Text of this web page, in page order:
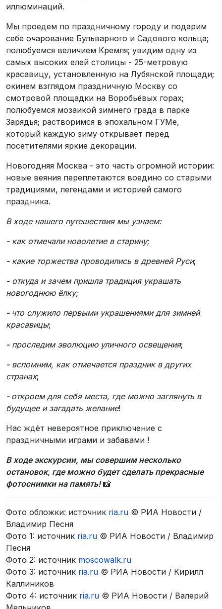
иллюминаций.
Мы проедем по праздничному городу и подарим
себе очарование Бульварного и Садового кольца;
полюбуемся величием Кремля; увидим одну из
самых высоких елей столицы - 25-метровую
красавицу, установленную на Лубянской площади;
окинем взглядом праздничную Москву со
смотровой площадки на Воробьёвых горах;
полюбуемся мозаикой зимнего града в парке
Зарядья; растворимся в эпохальном ГУМе,
который каждую зиму открывает перед
посетителями яркие декорации.
Новогодняя Москва - это часть огромной истории:
новые веяния переплетаются воедино со старыми
традициями, легендами и историей самого
праздника.
В ходе нашего путешествия мы узнаем:
- как отмечали новолетие в старину;
- какие торжества проводились в древней Руси;
- откуда и зачем пришла традиция украшать
новогоднюю ёлку;
- что служило первыми украшениями для зимней
красавицы;
- проследим эволюцию уличного освещения;
-вспомним, как отмечается праздник в других
странах;
- откроем для себя места, где можно заглянуть в
будущее и загадать желание!
Нас ждёт невероятное приключение с
праздничными играми и забавами !
В ходе экскурсии, мы совершим несколько
остановок, где можно будет сделать прекрасные
фотоснимки на память!📸
Фото обложки: источник ria.ru © РИА Новости /
Владимир Песня
Фото 1: источник ria.ru © РИА Новости / Владимир
Песня
Фото 2: источник moscowalk.ru
Фото 3: источник ria.ru © РИА Новости / Кирилл
Каллиников
Фото 4: источник ria.ru © РИА Новости / Валерий